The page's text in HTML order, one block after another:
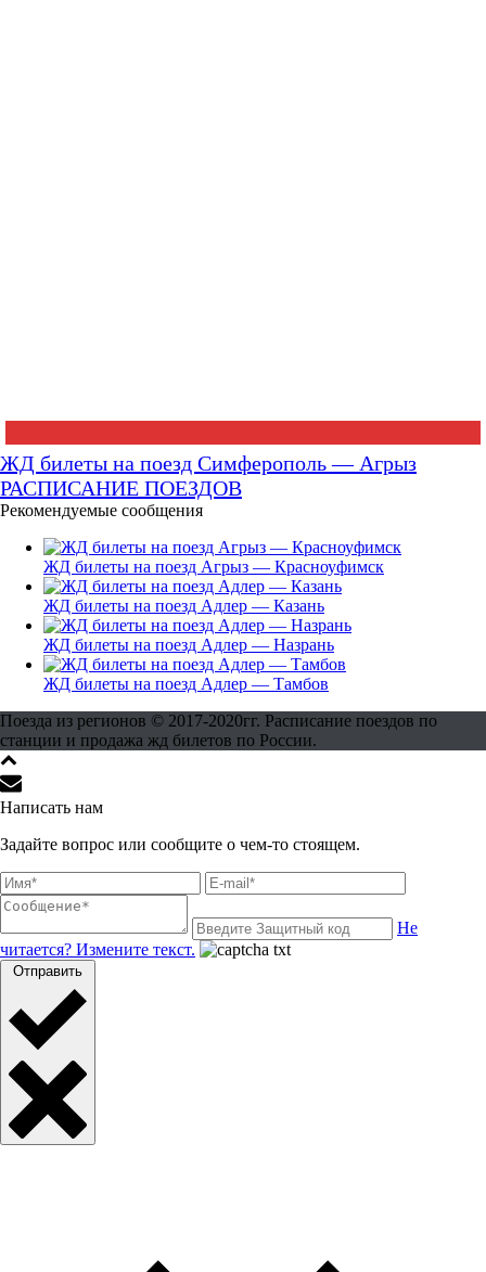
ЖД билеты на поезд Симферополь — Агрыз
РАСПИСАНИЕ ПОЕЗДОВ
Рекомендуемые сообщения
ЖД билеты на поезд Агрыз — Красноуфимск
ЖД билеты на поезд Адлер — Казань
ЖД билеты на поезд Адлер — Назрань
ЖД билеты на поезд Адлер — Тамбов
Поезда из регионов © 2017-2020гг. Расписание поездов по
станции и продажа жд билетов по России.
Написать нам
Задайте вопрос или сообщите о чем-то стоящем.
Не
читается? Измените текст.
Отправить